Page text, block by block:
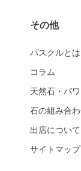
その他
パスクルとは
コラム
天然石・パ
石の組み合
出店について
サイトマップ